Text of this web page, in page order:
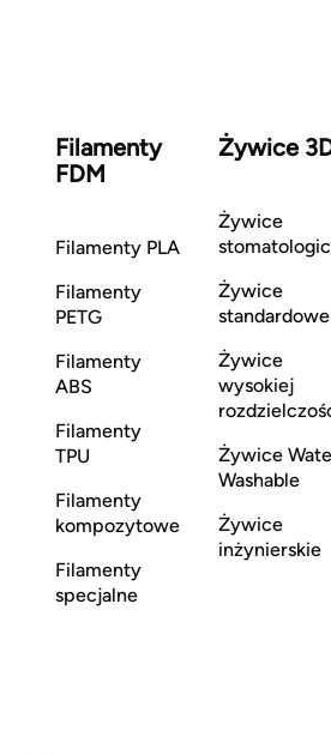
Filamenty
FDM
Filamenty PLA
Filamenty
PETG
Filamenty
ABS
Filamenty
TPU
Filamenty
kompozytowe
Filamenty
specjalne
Żywice
Żywice
Żywice
standardowe
Żywice
wysokiej
Żywice
Washable
Żywice
inżynierskie